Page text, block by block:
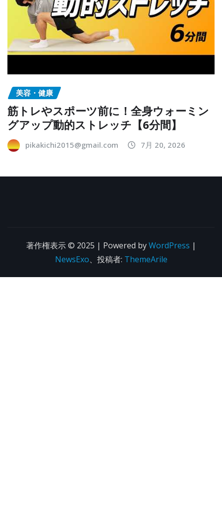
美容・健康
筋トレやスポーツ前に！全身ウォーミン
グアップ動的ストレッチ【6分間】
pikakichi2015@gmail.com 7月 20, 2026
著作権表示 © 2025 | Powered byWordPress |
NewsExo、投稿者: ThemeArile